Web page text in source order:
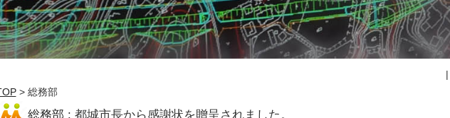
|
> 総務部
総務部 : 都城市長から感謝状を贈呈されました。